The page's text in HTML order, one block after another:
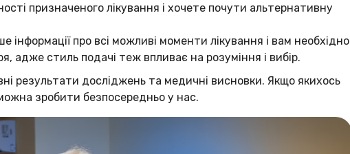
призначеного лікування і хочете почути альтернативну
інформації про всі можливі моменти лікування і вам необхідно
адже стиль подачі теж впливає на розуміння і вибір.
результати досліджень та медичні висновки. Якщо якихось
зробити безпосередньо у нас.